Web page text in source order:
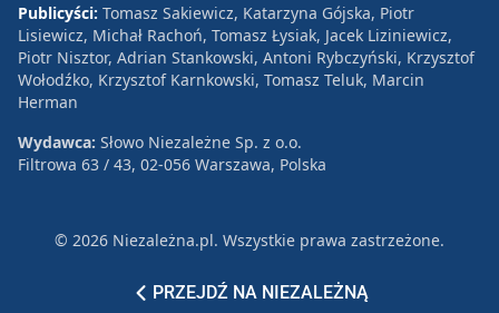
PRZEJDŹ NA NIEZALEŻNĄ
Publicyści: Tomasz Sakiewicz, Katarzyna Gójska, Piotr
Lisiewicz, Michał Rachoń, Tomasz Łysiak, Jacek Liziniewicz,
Piotr Nisztor, Adrian Stankowski, Antoni Rybczyński, Krzysztof
Wołodźko, Krzysztof Karnkowski, Tomasz Teluk, Marcin
Herman
Wydawca: Słowo Niezależne Sp. z o.o.
Filtrowa 63 / 43, 02-056 Warszawa, Polska
© 2026 Niezależna.pl. Wszystkie prawa zastrzeżone.
Reklama Polityka prywatności